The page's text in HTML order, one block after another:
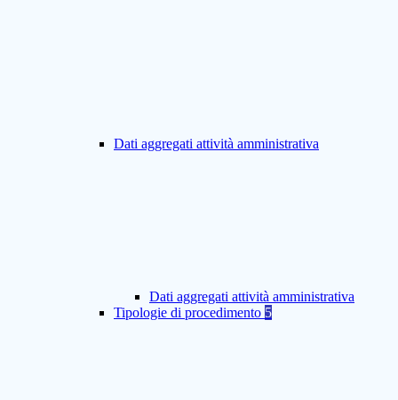
Dati aggregati attività amministrativa
Dati aggregati attività amministrativa
Tipologie di procedimento 5